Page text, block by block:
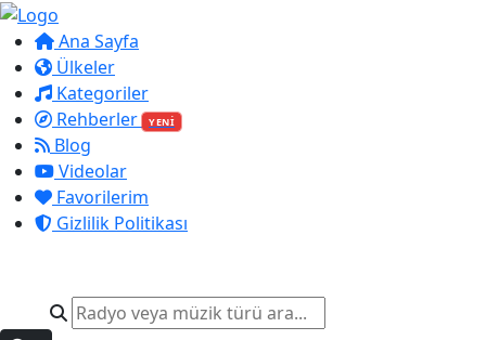
Ana Sayfa
Ülkeler
Kategoriler
Rehberler
YENİ
Blog
Videolar
Favorilerim
Gizlilik Politikası